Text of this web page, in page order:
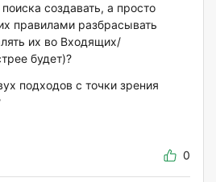
создавать, а просто
правилами разбрасывать
их во Входящих/
будет)?
подходов с точки зрения
0